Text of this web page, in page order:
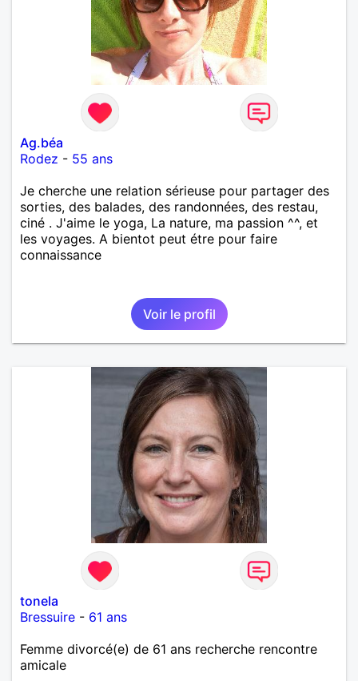
Ag.béa
Rodez - 55 ans
Je cherche une relation sérieuse pour partager des
sorties, des balades, des randonnées, des restau,
ciné . J'aime le yoga, La nature, ma passion ^^, et
les voyages. A bientot peut étre pour faire
connaissance
Voir le profil
tonela
Bressuire - 61 ans
Femme divorcé(e) de 61 ans recherche rencontre
amicale